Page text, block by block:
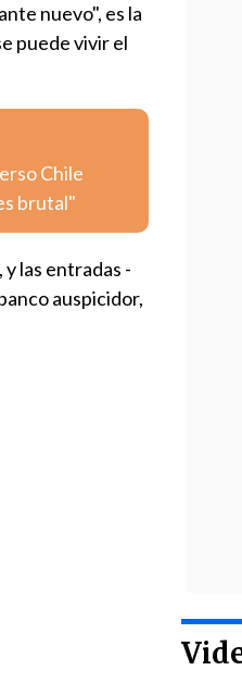
nuevo", es la
puede vivir el
Chile
brutal"
, y las entradas -
auspicidor,